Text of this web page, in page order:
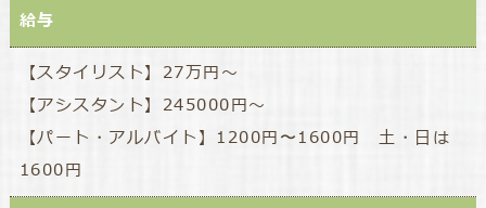
給与
【スタイリスト】27万円～
【アシスタント】245000円～
【パート・アルバイト】1200円〜1600円 土・日は
1600円